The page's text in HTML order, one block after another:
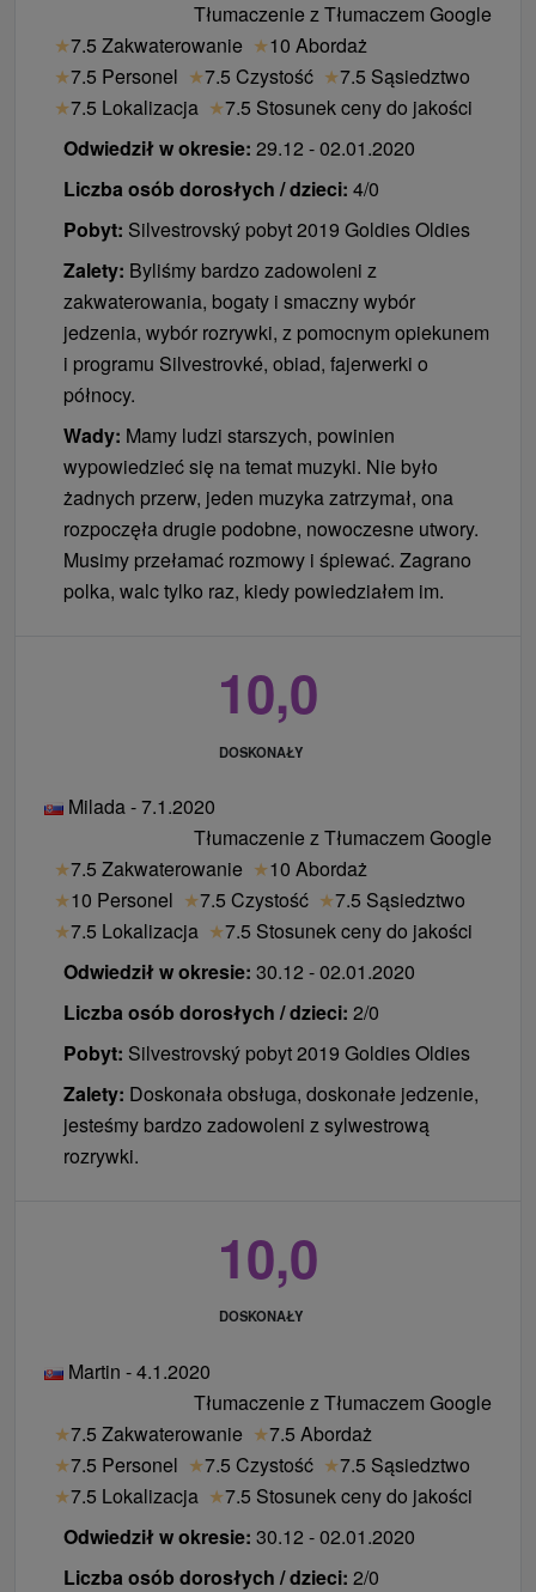
Tłumaczenie z Tłumaczem Google
★7.5 Zakwaterowanie ★10 Abordaż
★7.5 Personel ★7.5 Czystość ★7.5 Sąsiedztwo
★7.5 Lokalizacja ★7.5 Stosunek ceny do jakości
Odwiedził w okresie: 29.12 - 02.01.2020
Liczba osób dorosłych / dzieci: 4/0
Pobyt: Silvestrovský pobyt 2019 Goldies Oldies
Zalety: Byliśmy bardzo zadowoleni z
zakwaterowania, bogaty i smaczny wybór
jedzenia, wybór rozrywki, z pomocnym opiekunem
i programu Silvestrovké, obiad, fajerwerki o
północy.
Wady: Mamy ludzi starszych, powinien
wypowiedzieć się na temat muzyki. Nie było
żadnych przerw, jeden muzyka zatrzymał, ona
rozpoczęła drugie podobne, nowoczesne utwory.
Musimy przełamać rozmowy i śpiewać. Zagrano
polka, walc tylko raz, kiedy powiedziałem im.
10,0
DOSKONAŁY
Milada - 7.1.2020
Tłumaczenie z Tłumaczem Google
★7.5 Zakwaterowanie ★10 Abordaż
★10 Personel ★7.5 Czystość ★7.5 Sąsiedztwo
★7.5 Lokalizacja ★7.5 Stosunek ceny do jakości
Odwiedził w okresie: 30.12 - 02.01.2020
Liczba osób dorosłych / dzieci: 2/0
Pobyt: Silvestrovský pobyt 2019 Goldies Oldies
Zalety: Doskonała obsługa, doskonałe jedzenie,
jesteśmy bardzo zadowoleni z sylwestrową
rozrywki.
10,0
DOSKONAŁY
Martin - 4.1.2020
Tłumaczenie z Tłumaczem Google
★7.5 Zakwaterowanie ★7.5 Abordaż
★7.5 Personel ★7.5 Czystość ★7.5 Sąsiedztwo
★7.5 Lokalizacja ★7.5 Stosunek ceny do jakości
Odwiedził w okresie: 30.12 - 02.01.2020
Liczba osób dorosłych / dzieci: 2/0